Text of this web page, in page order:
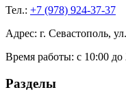
Тел.: +7 (978) 924-37-37
Адрес: г. Севастополь,
Время работы: с 10:00 до
Разделы